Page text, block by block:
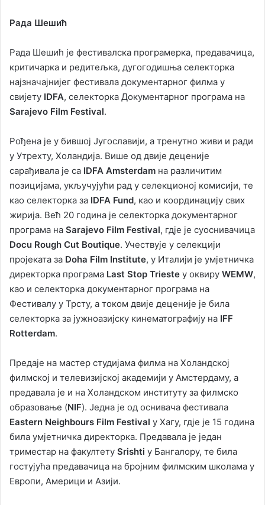
Рада Шешић
Рада Шешић је фестивалска програмерка, предавачица,
критичарка и редитељка, дугогодишња селекторка
најзначајнијег фестивала документарног филма у
свијету IDFA, селекторка Документарног програма на
Sarajevo Film Festival.
Рођена је у бившој Југославији, а тренутно живи и ради
у Утрехту, Холандија. Више од двије деценије
сарађивала је са IDFA Amsterdam на различитим
позицијама, укључујући рад у селекционој комисији, те
као селекторка за IDFA Fund, као и координацију свих
жирија. Већ 20 година је селекторка документарног
програма на Sarajevo Film Festival, гдје је суоснивачица
Docu Rough Cut Boutique. Учествује у селекцији
пројеката за Doha Film Institute, у Италији је умјетничка
директорка програма Last Stop Trieste у оквиру WEMW,
као и селекторка документарног програма на
Фестивалу у Трсту, а током двије деценије је била
селекторка за јужноазијску кинематографију на IFF
Rotterdam.
Предаје на мастер студијама филма на Холандској
филмској и телевизијској академији у Амстердаму, а
предавала је и на Холандском институту за филмско
образовање (NIF). Једна је од оснивача фестивала
Eastern Neighbours Film Festival у Хагу, гдје је 15 година
била умјетничка директорка. Предавала је један
триместар на факултету Srishti у Бангалору, те била
гостујућа предавачица на бројним филмским школама у
Европи, Америци и Азији.